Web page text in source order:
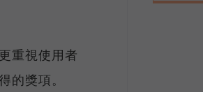
重視使用者
的獎項。